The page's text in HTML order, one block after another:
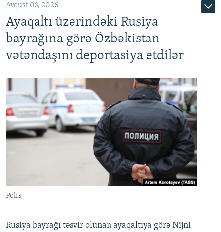
Avqust 03, 2026
Ayaqaltı üzərindəki Rusiya
bayrağına görə Özbəkistan
vətəndaşını deportasiya etdilər
Polis
Rusiya bayrağı təsvir olunan ayaqaltıya görə Nijni